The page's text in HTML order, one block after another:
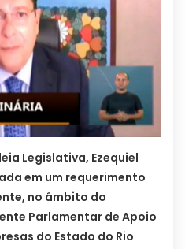
Legislativa, Ezequiel
em um requerimento
no âmbito do
Parlamentar de Apoio
do Estado do Rio